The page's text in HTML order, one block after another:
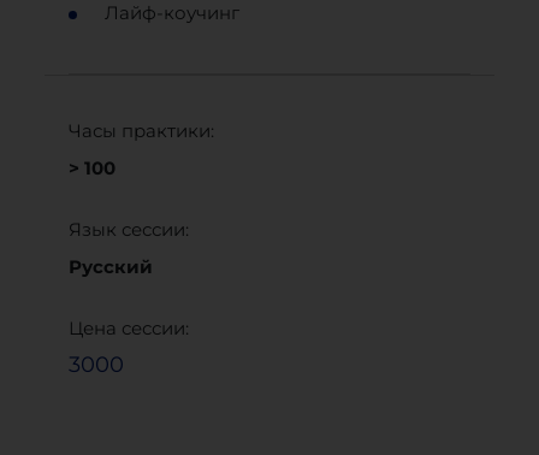
Лайф-коучинг
Часы практики:
> 100
Язык сессии:
Русский
Цена сессии:
3000